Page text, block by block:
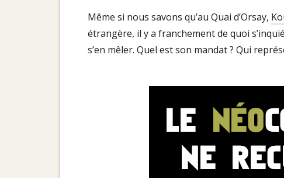
Même si nous savons qu’au Quai d’Orsay,
étrangère, il y a franchement de quoi
s’en mêler. Quel est son mandat ? Qui